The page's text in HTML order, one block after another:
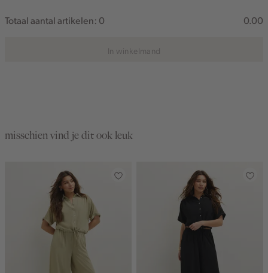
Totaal aantal artikelen: 0 0.00
In winkelmand
misschien vind je dit ook leuk